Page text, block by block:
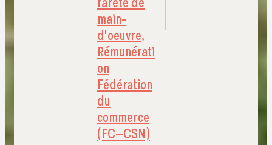
main-
d'oeuvre,
Rémunérati
on
Fédération
du
commerce
(FC–CSN)